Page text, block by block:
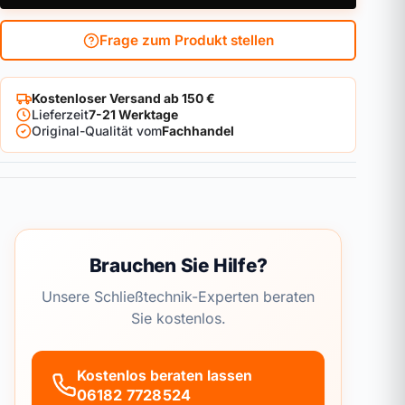
Frage zum Produkt stellen
Kostenloser Versand ab 150 €
Lieferzeit7-21 Werktage
Original-Qualität vomFachhandel
Brauchen Sie Hilfe?
Unsere Schließtechnik-Experten beraten
Sie kostenlos.
Kostenlos beraten lassen
06182 7728524